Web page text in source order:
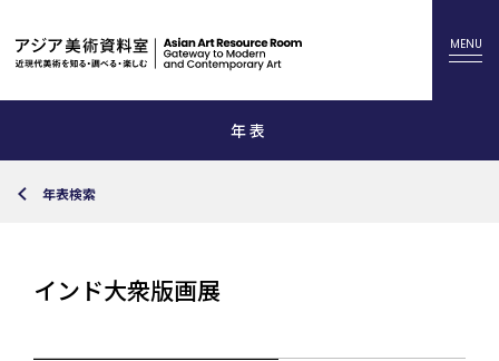
年表
年表検索
インド大衆版画展